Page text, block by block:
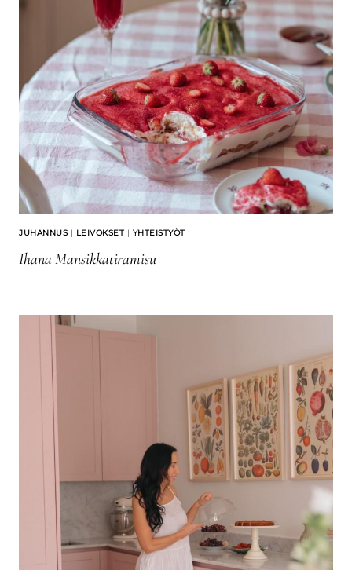
JUHANNUS | LEIVOKSET | YHTEISTYÖT
Ihana Mansikkatiramisu